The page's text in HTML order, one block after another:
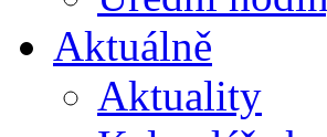
Aktuálně
Aktuality